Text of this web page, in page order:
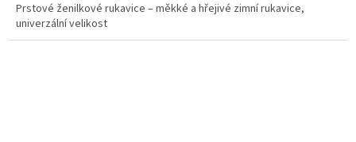
Prstové ženilkové rukavice – měkké a hřejivé zimní rukavice,
univerzální velikost